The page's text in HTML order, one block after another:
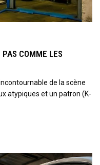
COMME LES
de la scène
atypiques et un patron (K-